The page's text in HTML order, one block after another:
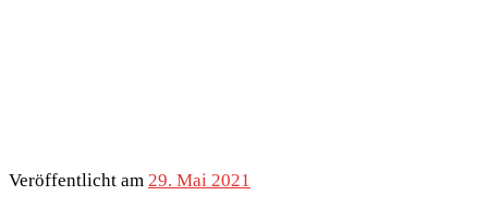
Veröffentlicht am 29. Mai 2021